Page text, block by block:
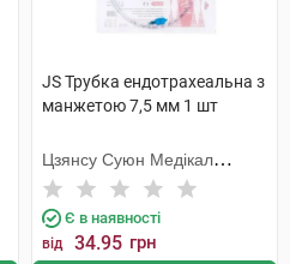
JS Трубка ендотрахеальна з
манжетою 7,5 мм 1 шт
Цзянсу Суюн Медікал
Метіріалс
Є в наявності
від 34.95 грн